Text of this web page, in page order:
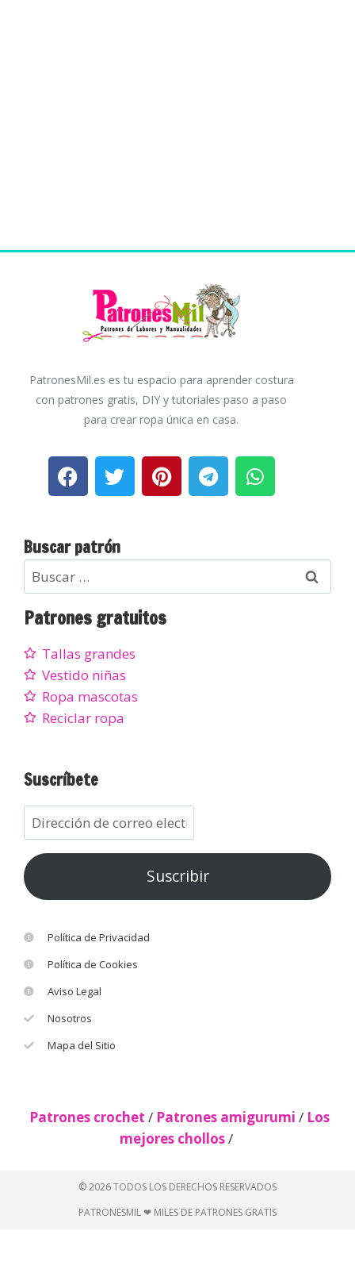
PatronesMil.es es tu espacio para aprender costura
con patrones gratis, DIY y tutoriales paso a paso
para crear ropa única en casa.
Buscar patrón
Patrones gratuitos
Tallas grandes
Vestido niñas
Ropa mascotas
Reciclar ropa
Suscríbete
Suscribir
Política de Privacidad
Política de Cookies
Aviso Legal
Nosotros
Mapa del Sitio
Patrones crochet / Patrones amigurumi / Los
mejores chollos/
© 2026 TODOS LOS DERECHOS RESERVADOS
PATRONESMIL ❤ MILES DE PATRONES GRATIS